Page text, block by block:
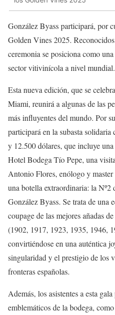
González Byass participará, por
Golden Vines 2025.
ceremonia se posiciona como
sector vitivinícola a nivel mundial.
Esta nueva edición, que se
Miami, reunirá a algunas de las
más influyentes del mundo. Por
participará en la subasta
y 12.500 dólares, que incluye
Hotel Bodega Tío Pepe, una
Antonio Flores, enólogo y
una botella extraordinaria: la
González Byass. Se trata de una
coupage de las mejores añadas
(1902, 1917, 1923, 1935, 1946,
convirtiéndose en una auténtica
singularidad y el prestigio de los
fronteras españolas.
Además, los asistentes a esta
emblemáticos de la bodega,